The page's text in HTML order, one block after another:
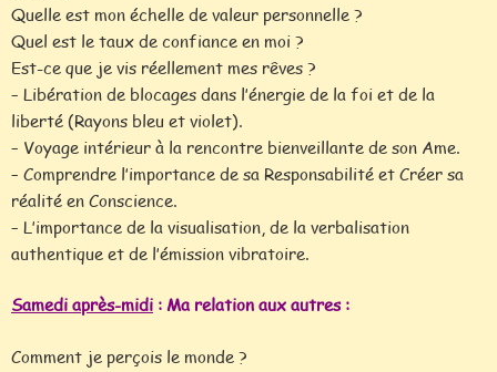
Quelle est mon échelle de valeur personnelle ?
Quel est le taux de confiance en moi ?
Est-ce que je vis réellement mes rêves ?
– Libération de blocages dans l’énergie de la foi et de la
liberté (Rayons bleu et violet).
– Voyage intérieur à la rencontre bienveillante de son Ame.
– Comprendre l’importance de sa Responsabilité et Créer sa
réalité en Conscience.
– L’importance de la visualisation, de la verbalisation
authentique et de l’émission vibratoire.
Samedi après-midi : Ma relation aux autres :
Comment je perçois le monde ?